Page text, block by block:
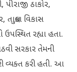
ઠાકોર,
વિકાસ
રહ્યા હતા.
સરકાર તેમની
વ્યક્ત કરી હતી. આ